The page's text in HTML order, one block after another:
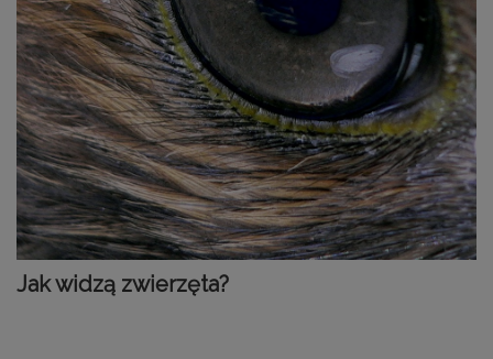
Jak widzą zwierzęta?